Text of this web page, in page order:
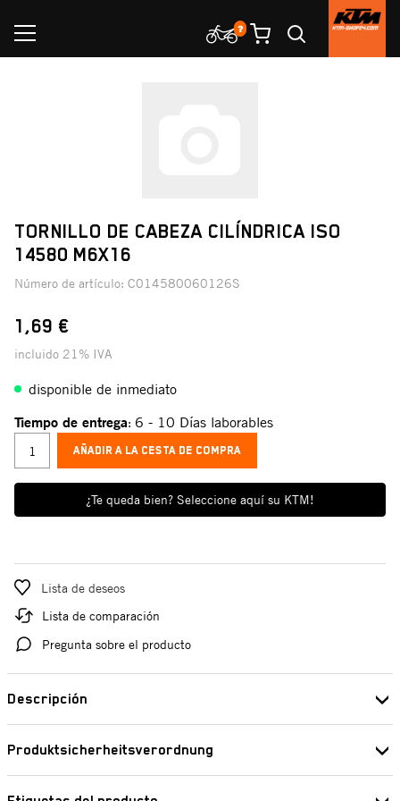
TORNILLO DE CABEZA CILÍNDRICA ISO
14580 M6X16
Número de artículo: C014580060126S
1,69 €
incluido 21% IVA
disponible de inmediato
Tiempo de entrega: 6 - 10 Días laborables
¿Te queda bien? Seleccione aquí su KTM!
AÑADIR A LA CESTA DE COMPRA
Lista de deseos
Lista de comparación
Pregunta sobre el producto
Descripción
14580 M6x16 (Cap head bolt ISO 14580 M6x16 )
Produktsicherheitsverordnung
Pierer Industrie AG